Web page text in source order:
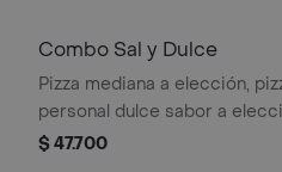
Combo Sal y Dulce
Pizza mediana a elección,
personal dulce sabor a
Coca-Cola Sabor Original 1.5
$ 47.700